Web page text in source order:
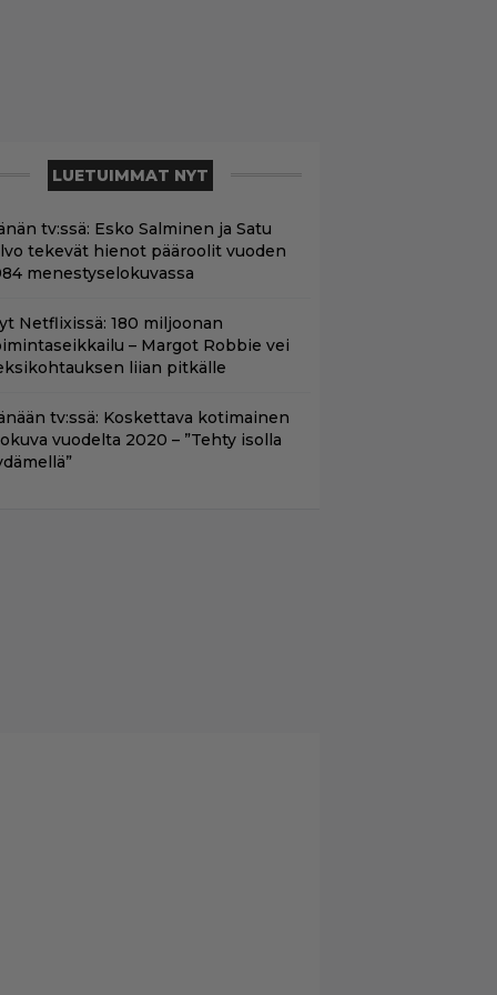
LUETUIMMAT NYT
tv:ssä: Esko Salminen ja Satu
tekevät hienot pääroolit vuoden
menestyselokuvassa
Netflixissä: 180 miljoonan
– Margot Robbie vei
liian pitkälle
tv:ssä: Koskettava kotimainen
vuodelta 2020 – ”Tehty isolla